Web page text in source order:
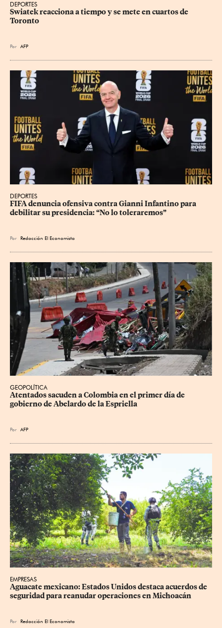
DEPORTES
Swiatek reacciona a tiempo y se mete en cuartos de
Toronto
Por AFP
DEPORTES
FIFA denuncia ofensiva contra Gianni Infantino para
debilitar su presidencia: “No lo toleraremos”
Por Redacción El Economista
GEOPOLÍTICA
Atentados sacuden a Colombia en el primer día de
gobierno de Abelardo de la Espriella
Por AFP
EMPRESAS
Aguacate mexicano: Estados Unidos destaca acuerdos de
seguridad para reanudar operaciones en Michoacán
Por Redacción El Economista